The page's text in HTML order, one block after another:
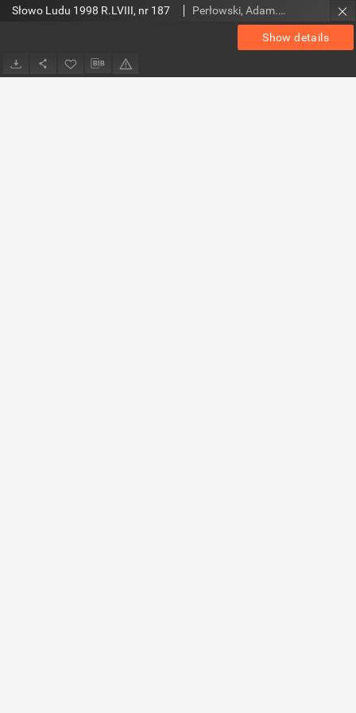
Show details
Słowo Ludu 1998 R.LVIII, nr 187 Perłowski, Adam. Red.